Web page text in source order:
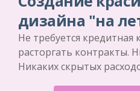
дизайна "на
Не требуется кредитная
расторгать контракты.
Никаких скрытых